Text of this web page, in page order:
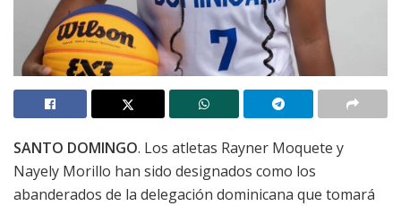
SANTO DOMINGO. Los atletas Rayner Moquete y
Nayely Morillo han sido designados como los
abanderados de la delegación dominicana que tomará